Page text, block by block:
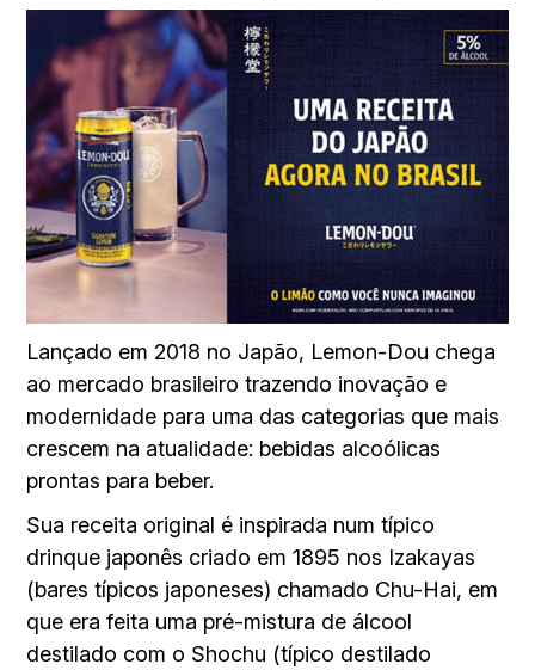
Lançado em 2018 no Japão, Lemon-Dou chega
ao mercado brasileiro trazendo inovação e
modernidade para uma das categorias que mais
crescem na atualidade: bebidas alcoólicas
prontas para beber.
Sua receita original é inspirada num típico
drinque japonês criado em 1895 nos Izakayas
(bares típicos japoneses) chamado Chu-Hai, em
que era feita uma pré-mistura de álcool
destilado com o Shochu (típico destilado